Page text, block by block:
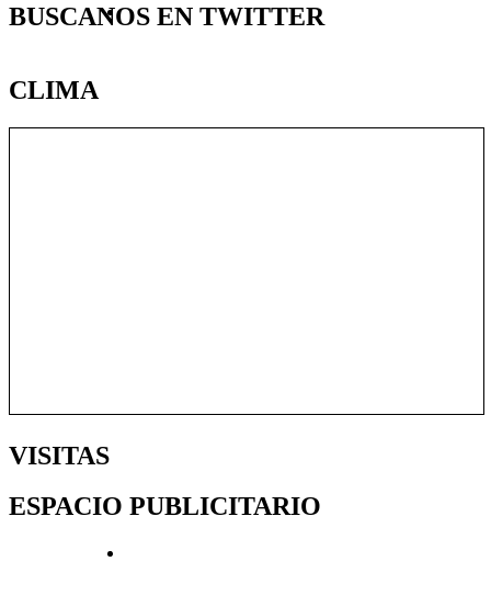
https://utpba.org/beneficios/
BUSCANOS
TWITTER
VISITAS
ESPACIO PUBLICITARIO